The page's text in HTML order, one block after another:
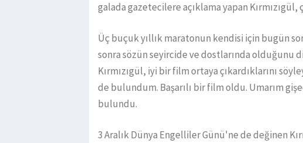
galada gazetecilere açıklama yapan
Üç buçuk yıllık maratonun kendisi için bugün
sonra sözün seyircide ve dostlarında olduğunu
Kırmızıgül, iyi bir film ortaya çıkardıklarını
de bulundum. Başarılı bir film oldu. Umarım
bulundu.
3 Aralık Dünya Engelliler Günü'ne de değinen